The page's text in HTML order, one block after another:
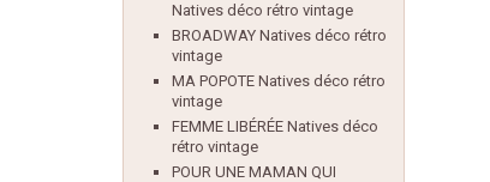
Natives déco rétro vintage
BROADWAY Natives déco rétro
vintage
MA POPOTE Natives déco rétro
vintage
FEMME LIBÉRÉE Natives déco
rétro vintage
POUR UNE MAMAN QUI